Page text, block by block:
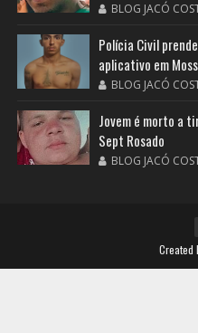
BLOG JACÓ
Polícia Civil
aplicativo em
BLOG JACÓ
Jovem é morto a
Sept Rosado
BLOG JACÓ
Created